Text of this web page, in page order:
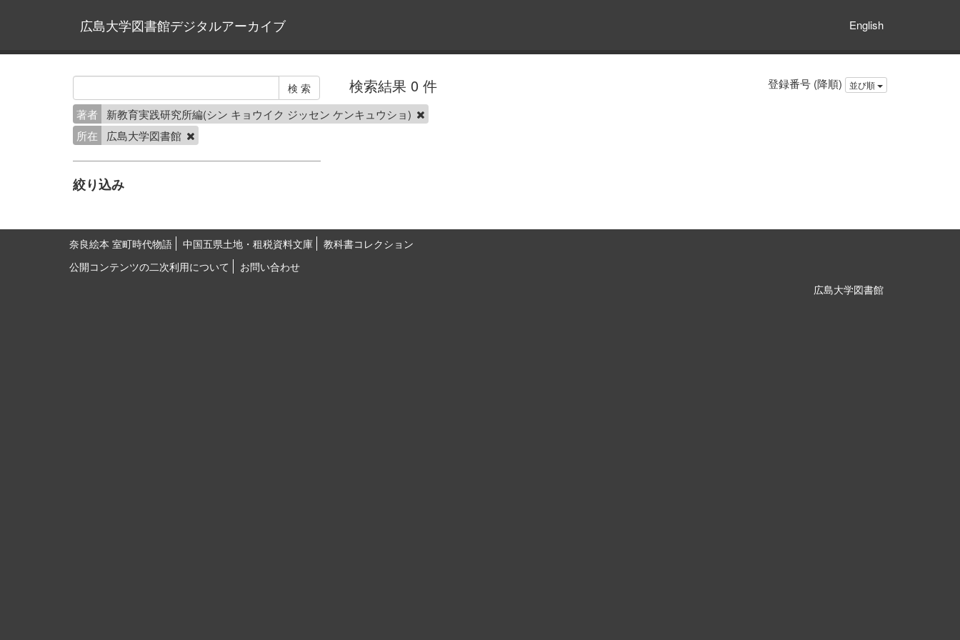
広島大学図書館デジタルアーカイブ English
著者
新教育実践研究所編(シン キョウイク ジッセン ケンキュウショ)
所在
広島大学図書館
絞り込み
検索結果 0 件 登録番号 (降順) 並び順
奈良絵本 室町時代物語 中国五県土地・租税資料文庫
教科書コレクション
公開コンテンツの二次利用について
お問い合わせ
広島大学図書館